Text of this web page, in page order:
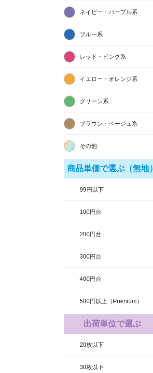
ネイビー・パープル系
ブルー系
レッド・ピンク系
イエロー・オレンジ系
グリーン系
ブラウン・ベージュ系
その他
商品単価で選ぶ（無地）
99円以下
100円台
200円台
300円台
400円台
500円以上（Premium）
出荷単位で選ぶ
20枚以下
30枚以下